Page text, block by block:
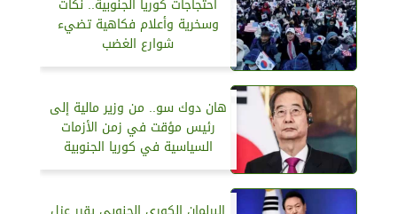
احتجاجات كوريا الجنوبية.. نكات
وسخرية وأعلام فكاهية تضيء
شوارع الغضب
هان دوك سو.. من وزير مالية إلى
رئيس مؤقت في زمن الأزمات
السياسية في كوريا الجنوبية